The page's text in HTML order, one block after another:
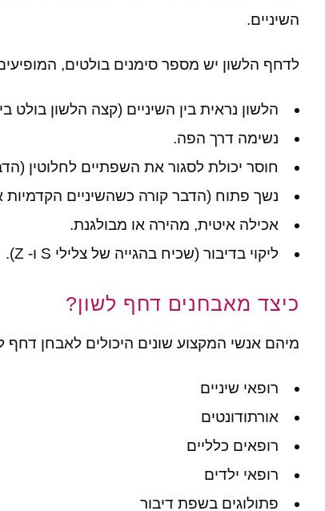
השיניים.
לדחף הלשון יש מספר סימנים בולטים,
הלשון נראית בין השיניים (קצה הלשון בולט
נשימה דרך הפה.
חוסר יכולת לסגור את השפתיים לחלוטין
נשך פתוח (הדבר קורה כשהשיניים הקדמיות
אכילה איטית, מהירה או מבולגנת.
ליקוי בדיבור (שכיח בהגייה של צלילי S ו- Z).
כיצד מאבחנים דחף לשון?
מיהם אנשי המקצוע שונים היכולים לאבחן דחף
רופאי שיניים
אורתודונטים
רופאים כלליים
רופאי ילדים
פתולוגים בשפת דיבור